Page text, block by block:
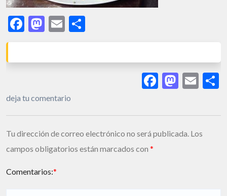
Facebook
Mastodon
Email
Facebook
deja tu comentario
Tu dirección de correo electrónico no será publicada. Los
campos obligatorios están marcados con *
Comentarios:*